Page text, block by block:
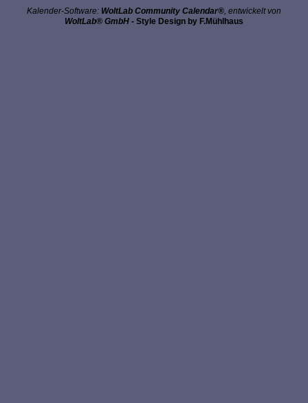
Kalender-Software: WoltLab Community Calendar®, entwickelt von
WoltLab® GmbH